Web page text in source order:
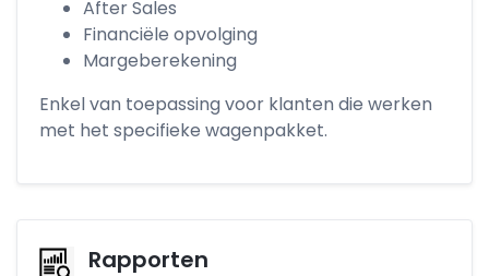
After Sales
Financiële opvolging
Margeberekening
Enkel van toepassing voor klanten die werken
met het specifieke wagenpakket.
Rapporten